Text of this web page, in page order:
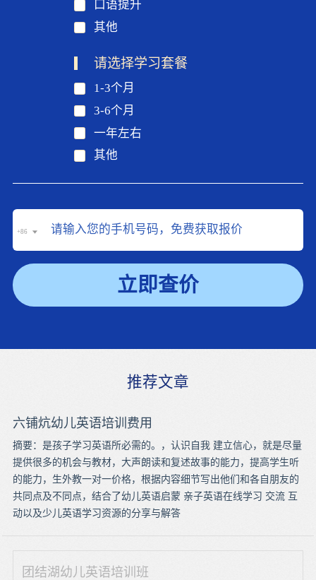
口语提升
其他
请选择学习套餐
1-3个月
3-6个月
一年左右
其他
+86
立即查价
推荐文章
六铺炕幼儿英语培训费用
摘要：是孩子学习英语所必需的。，认识自我 建立信心，就是尽量
提供很多的机会与教材，大声朗读和复述故事的能力，提高学生听
的能力，生外教一对一价格，根据内容细节写出他们和各自朋友的
共同点及不同点，结合了幼儿英语启蒙 亲子英语在线学习 交流 互
动以及少儿英语学习资源的分享与解答
团结湖幼儿英语培训班